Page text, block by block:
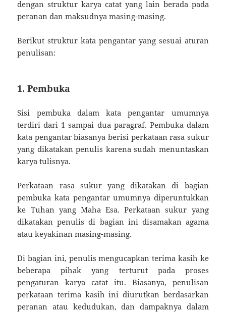
dengan struktur karya catat yang lain berada pada
peranan dan maksudnya masing-masing.
Berikut struktur kata pengantar yang sesuai aturan
penulisan:
1. Pembuka
Sisi pembuka dalam kata pengantar umumnya
terdiri dari 1 sampai dua paragraf. Pembuka dalam
kata pengantar biasanya berisi perkataan rasa sukur
yang dikatakan penulis karena sudah menuntaskan
karya tulisnya.
Perkataan rasa sukur yang dikatakan di bagian
pembuka kata pengantar umumnya diperuntukkan
ke Tuhan yang Maha Esa. Perkataan sukur yang
dikatakan penulis di bagian ini disamakan agama
atau keyakinan masing-masing.
Di bagian ini, penulis mengucapkan terima kasih ke
beberapa pihak yang terturut pada proses
pengaturan karya catat itu. Biasanya, penulisan
perkataan terima kasih ini diurutkan berdasarkan
peranan atau kedudukan, dan dampaknya dalam